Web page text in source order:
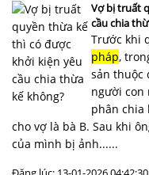
Vợ bị truất
cầu chia
Trước khi
pháp,
sản thuộc
người con
phân chia
cho vợ là bà B. Sau khi
của mình bị ảnh......